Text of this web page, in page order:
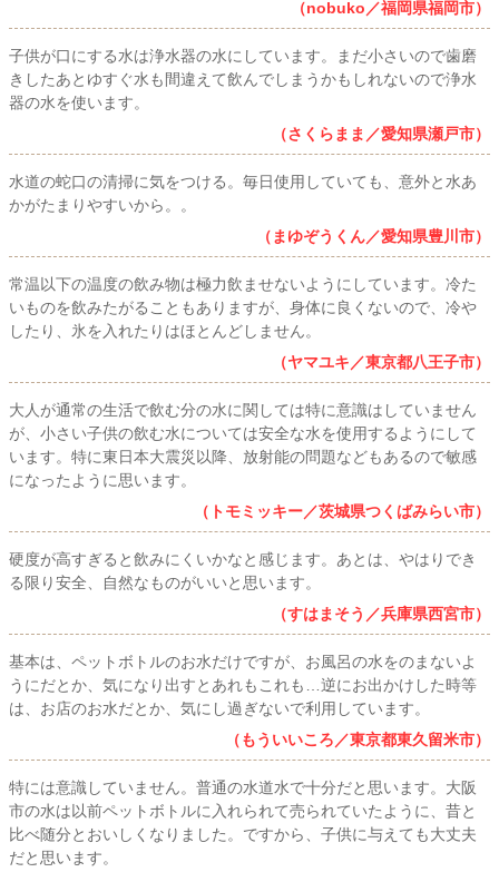
（nobuko／福岡県福岡市）
子供が口にする水は浄水器の水にしています。まだ小さいので歯磨
きしたあとゆすぐ水も間違えて飲んでしまうかもしれないので浄水
器の水を使います。
（さくらまま／愛知県瀬戸市）
水道の蛇口の清掃に気をつける。毎日使用していても、意外と水あ
かがたまりやすいから。。
（まゆぞうくん／愛知県豊川市）
常温以下の温度の飲み物は極力飲ませないようにしています。冷た
いものを飲みたがることもありますが、身体に良くないので、冷や
したり、氷を入れたりはほとんどしません。
（ヤマユキ／東京都八王子市）
大人が通常の生活で飲む分の水に関しては特に意識はしていません
が、小さい子供の飲む水については安全な水を使用するようにして
います。特に東日本大震災以降、放射能の問題などもあるので敏感
になったように思います。
（トモミッキー／茨城県つくばみらい市）
硬度が高すぎると飲みにくいかなと感じます。あとは、やはりでき
る限り安全、自然なものがいいと思います。
（すはまそう／兵庫県西宮市）
基本は、ペットボトルのお水だけですが、お風呂の水をのまないよ
うにだとか、気になり出すとあれもこれも…逆にお出かけした時等
は、お店のお水だとか、気にし過ぎないで利用しています。
（もういいころ／東京都東久留米市）
特には意識していません。普通の水道水で十分だと思います。大阪
市の水は以前ペットボトルに入れられて売られていたように、昔と
比べ随分とおいしくなりました。ですから、子供に与えても大丈夫
だと思います。